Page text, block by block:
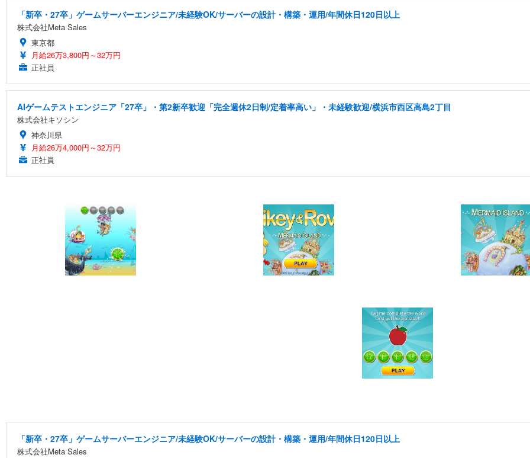
「新卒・27卒」ゲームサーバーエンジニア/未経験OK/サーバーの設計・構築・運用/年間休日120日以上
株式会社Meta Sales
東京都
月給26万3,800円～32万円
正社員
AIゲームテストエンジニア「27卒」・第2新卒歓迎「完全週休2日制/定着率高い」・未経験歓迎/横浜市西区高島2丁目
株式会社キソシン
神奈川県
月給26万4,000円～32万円
正社員
「新卒・27卒」ゲームサーバーエンジニア/未経験OK/サーバーの設計・構築・運用/年間休日120日以上
株式会社Meta Sales